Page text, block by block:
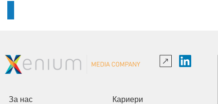
За нас Кариери